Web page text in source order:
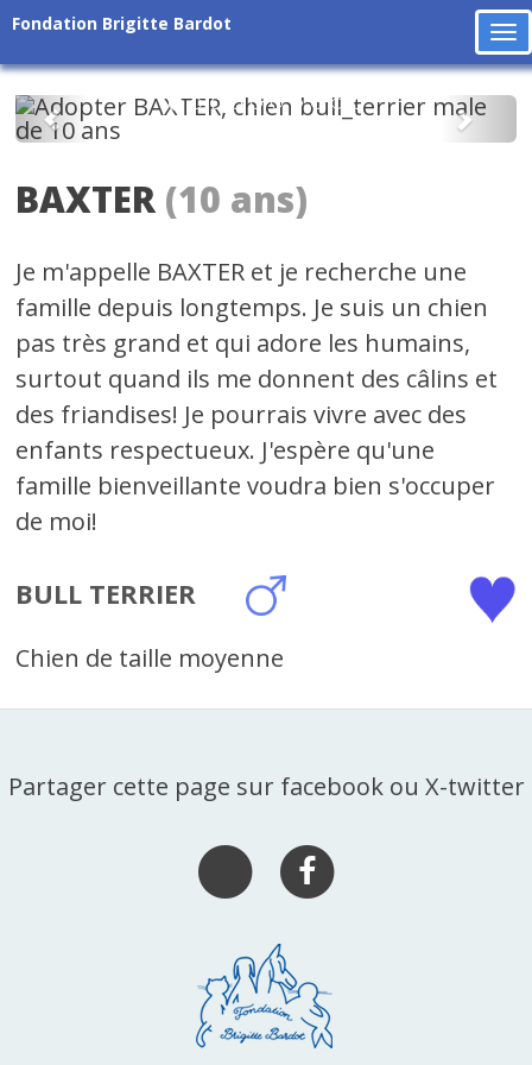
Fondation Brigitte Bardot
Précédent
BAXTER (10 ans)
Je m'appelle BAXTER et je recherche une
famille depuis longtemps. Je suis un chien
pas très grand et qui adore les humains,
surtout quand ils me donnent des câlins et
des friandises! Je pourrais vivre avec des
enfants respectueux. J'espère qu'une
famille bienveillante voudra bien s'occuper
de moi!
BULL TERRIER
Chien de taille moyenne
Partager cette page sur facebook ou X-twitter